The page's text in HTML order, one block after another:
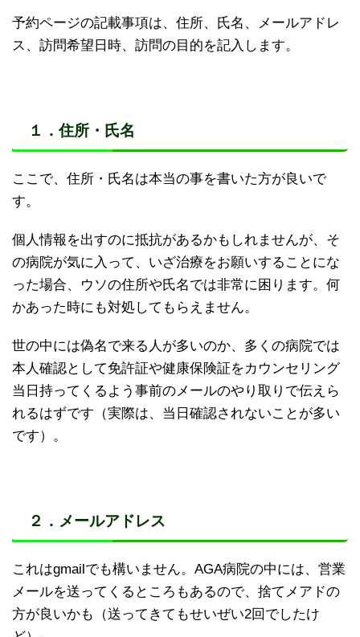
予約ページの記載事項は、住所、氏名、メールアドレ
ス、訪問希望日時、訪問の目的を記入します。
１．住所・氏名
ここで、住所・氏名は本当の事を書いた方が良いで
す。
個人情報を出すのに抵抗があるかもしれませんが、そ
の病院が気に入って、いざ治療をお願いすることにな
った場合、ウソの住所や氏名では非常に困ります。何
かあった時にも対処してもらえません。
世の中には偽名で来る人が多いのか、多くの病院では
本人確認として免許証や健康保険証をカウンセリング
当日持ってくるよう事前のメールのやり取りで伝えら
れるはずです（実際は、当日確認されないことが多い
です）。
２．メールアドレス
これはgmailでも構いません。AGA病院の中には、営業
メールを送ってくるところもあるので、捨てメアドの
方が良いかも（送ってきてもせいぜい2回でしたけ